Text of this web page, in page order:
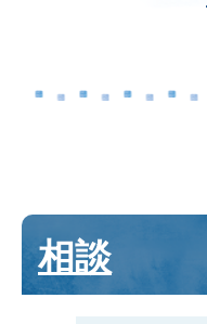
相談